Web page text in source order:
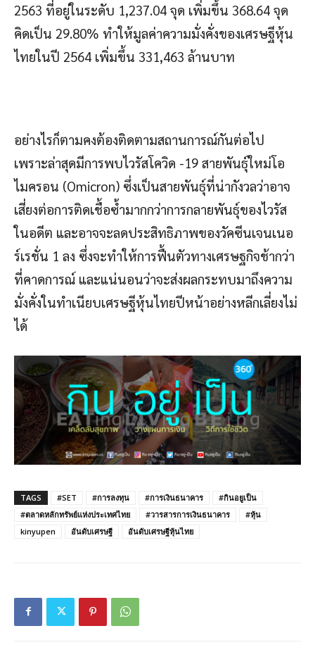
2563 ที่อยู่ในระดับ 1,237.04 จุด เพิ่มขึ้น 368.64 จุด
คิดเป็น 29.80% ทำให้มูลค่าความมั่งคั่งของเศรษฐีหุ้น
ไทยในปี 2564 เพิ่มขึ้น 331,463 ล้านบาท
อย่างไรก็ตามคงต้องติดตามสถานการณ์กันต่อไป
เพราะล่าสุดมีการพบไวรัสโควิด -19 สายพันธุ์ใหม่โอ
ไมครอน (Omicron) ซึ่งเป็นสายพันธุ์ที่น่ากังวลว่าอาจ
เสี่ยงต่อการติดเชื้อซ้ำมากกว่าการกลายพันธุ์ของไวรัส
ในอดีต และอาจจะลดประสิทธิภาพของวัคซีนเจนเนอ
ร์เรชั่น 1 ลง ซึ่งจะทำให้การฟื้นตัวทางเศรษฐกิจช้ากว่า
ที่คาดการณ์ และแน่นอนว่าจะส่งผลกระทบมาถึงความ
มั่งคั่งในทำเนียบเศรษฐีหุ้นไทยปีหน้าอย่างหลีกเลี่ยงไม่
ได้
TAGS #SET #การลงทุน #การเงินธนาคาร
#กินอยูเป็น
#ตลาดหลักทรัพย์แห่งประเทศไทย
#วารสารการเงินธนาคาร
#หุ้น
kinyupen
อันดับเศรษฐี อันดับเศรษฐีหุ้นไทย